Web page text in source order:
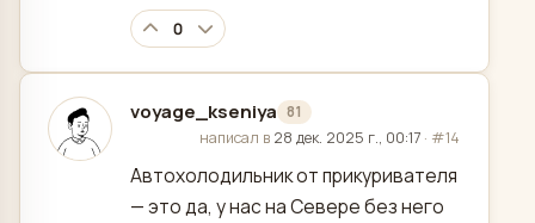
0
voyage_kseniya 81
отредактировано
написал в 28 дек. 2025 г., 00:17 · #14
Автохолодильник от прикуривателя
— это да, у нас на Севере без него